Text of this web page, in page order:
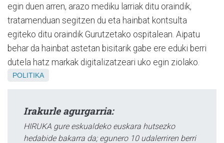
egin duen arren, arazo mediku larriak ditu oraindik,
tratamenduan segitzen du eta hainbat kontsulta
egiteko ditu oraindik Gurutzetako ospitalean. Aipatu
behar da hainbat astetan bisitarik gabe ere eduki berri
dutela hatz markak digitalizatzeari uko egin ziolako.
POLITIKA
Irakurle agurgarria:
HIRUKA gure eskualdeko euskara hutsezko
hedabide bakarra da; egunero 10 udalerriren berri